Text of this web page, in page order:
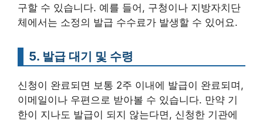
구할 수 있습니다. 예를 들어, 구청이나 지방자치단
체에서는 소정의 발급 수수료가 발생할 수 있어요.
5. 발급 대기 및 수령
신청이 완료되면 보통 2주 이내에 발급이 완료되며,
이메일이나 우편으로 받아볼 수 있습니다. 만약 기
한이 지나도 발급이 되지 않는다면, 신청한 기관에